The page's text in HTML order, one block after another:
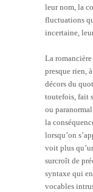
leur nom, la
fluctuations
incertaine,
La
presque rien,
décors du
toutefois, fait
ou
la
lorsqu’on
voit plus
surcroît de
syntaxe qui
vocables